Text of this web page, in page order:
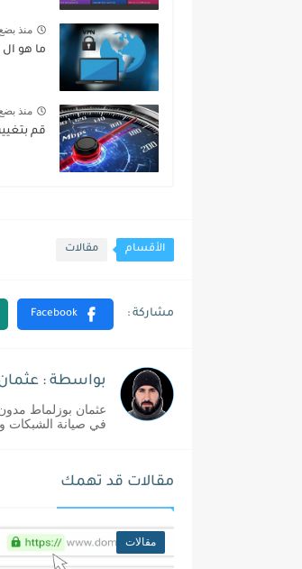
منذ
ما هو ال VPN ولماذا أحتاجه؟
منذ
قم
الأقسام مقالات
بواسطة :
في صيانة الشبكات
مقالات قد تهمك
مقالات